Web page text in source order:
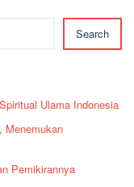
Search
Ulama Indonesia
Menemukan
Pemikirannya